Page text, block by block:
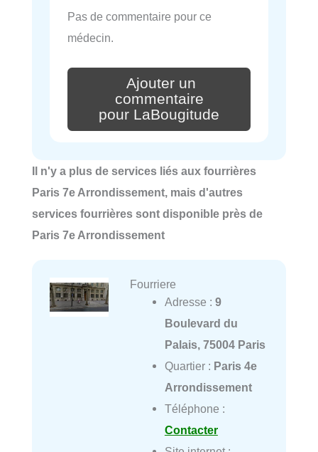
Pas de commentaire pour ce
médecin.
Ajouter un
commentaire
pour LaBougitude
Il n'y a plus de services liés aux fourrières
Paris 7e Arrondissement, mais d'autres
services fourrières sont disponible près de
Paris 7e Arrondissement
Fourriere
Adresse : 9
Boulevard du
Palais, 75004 Paris
Quartier : Paris 4e
Arrondissement
Téléphone :
Contacter